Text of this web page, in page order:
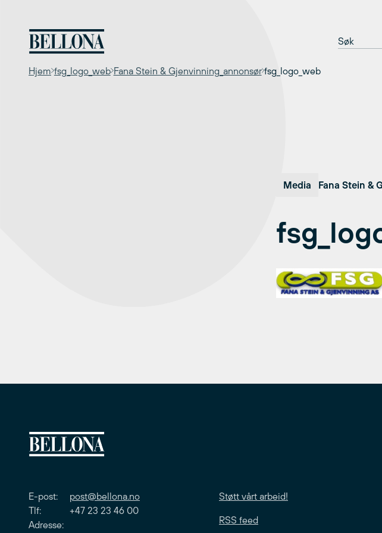
innhold
Hjem fsg_logo_web Fana Stein & Gjenvinning_annonsør fsg_logo_web
Media Fana Stein &
E-post: post@bellona.no
Tlf: +47 23 23 46 00
Adresse:
Støtt vårt arbeid!
RSS feed